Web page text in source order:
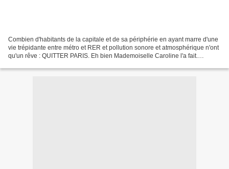
Combien d'habitants de la capitale et de sa périphérie en ayant marre d'une
vie trépidante entre métro et RER et pollution sonore et atmosphérique n'ont
qu'un rêve : QUITTER PARIS. Eh bien Mademoiselle Caroline l'a fait.